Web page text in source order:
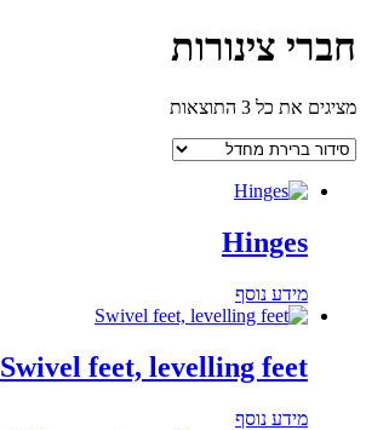
חברי צינורות
מציגים את כל ⁦3⁩ התוצאות
Hinges
מידע נוסף
Swivel feet, levelling feet
מידע נוסף